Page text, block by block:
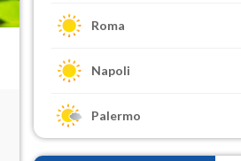
Roma
Napoli
Palermo